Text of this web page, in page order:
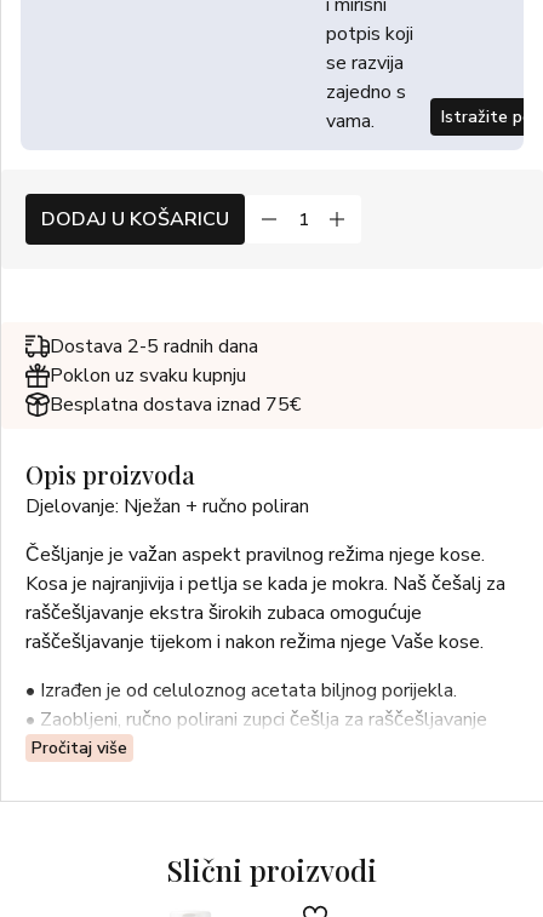
potpis koji
se razvija
zajedno s
vama.
Istražite
DODAJ U KOŠARICU
Dostava 2-5 radnih dana
Poklon uz svaku kupnju
Besplatna dostava iznad 75€
Opis proizvoda
Djelovanje: Nježan + ručno poliran
Češljanje je važan aspekt pravilnog režima njege kose.
Kosa je najranjivija i petlja se kada je mokra. Naš češalj za
raščešljavanje ekstra širokih zubaca omogućuje
raščešljavanje tijekom i nakon režima njege Vaše kose.
• Izrađen je od celuloznog acetata biljnog porijekla.
• Zaobljeni, ručno polirani zupci češlja za raščešljavanje
klize kroz kosu bez njezina lomljenja.
mokroj i na suhoj kosi.
Upotreba: Češljem za raščešljavanje nježno raščešljavajte
Pročitaj više
Slični proizvodi